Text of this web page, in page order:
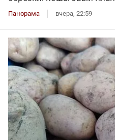
Панорама вчера, 22:59